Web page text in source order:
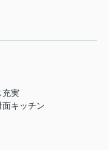
充実
面キッチン